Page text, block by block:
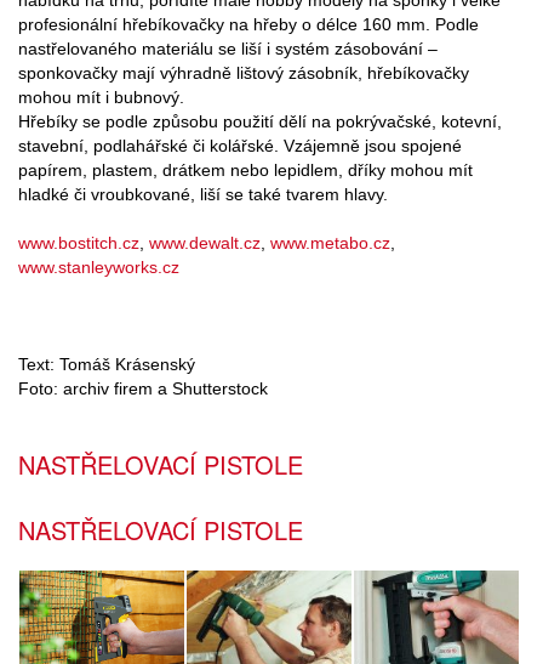
profesionální hřebíkovačky na hřeby o délce 160 mm. Podle
nastřelovaného materiálu se liší i systém zásobování –
sponkovačky mají výhradně lištový zásobník, hřebíkovačky
mohou mít i bubnový.
Hřebíky se podle způsobu použití dělí na pokrývačské, kotevní,
stavební, podlahářské či kolářské. Vzájemně jsou spojené
papírem, plastem, drátkem nebo lepidlem, dříky mohou mít
hladké či vroubkované, liší se také tvarem hlavy.
www.bostitch.cz www.dewalt.cz www.metabo.cz
www.stanleyworks.cz
Text: Tomáš Krásenský
Foto: archiv firem a Shutterstock
NASTŘELOVACÍ PISTOLE
NASTŘELOVACÍ PISTOLE